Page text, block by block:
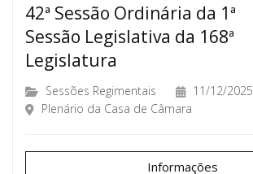
42ª Sessão Ordinária da 1ª
Sessão Legislativa da 168ª
Legislatura
Sessões Regimentais 11/12/2025
Plenário da Casa de Câmara
Informações